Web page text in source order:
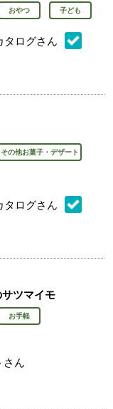
おやつ 子ども
タログさん
その他お菓子・デザート
タログさん
ツマイモ
お手軽
さん